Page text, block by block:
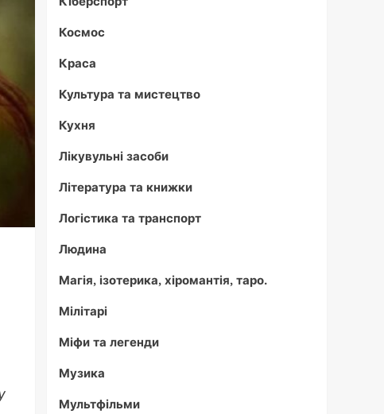
Космос
Краса
Культура та мистецтво
Кухня
Лікувульні засоби
Література та книжки
Логістика та транспорт
Людина
Магія, ізотерика, хіромантія, таро.
Мілітарі
Міфи та легенди
Музика
Мультфільми